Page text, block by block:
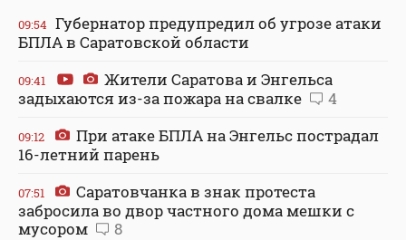
09:54 Губернатор предупредил об угрозе атаки
БПЛА в Саратовской области
09:41
Жители Саратова и Энгельса
задыхаются из-за пожара на свалке
4
09:12
При атаке БПЛА на Энгельс пострадал
16-летний парень
07:51
Саратовчанка в знак протеста
забросила во двор частного дома мешки с
мусором
8